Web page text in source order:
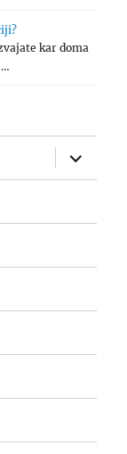
kar doma
…
expand
child
menu